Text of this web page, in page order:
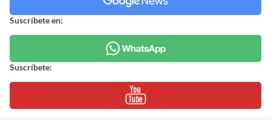
Suscríbete en:
Suscríbete: